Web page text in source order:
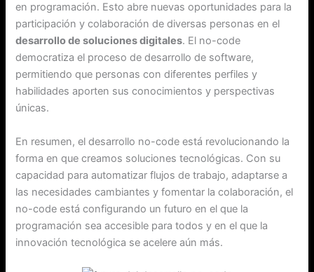
en programación. Esto abre nuevas oportunidades para la
participación y colaboración de diversas personas en el
desarrollo de soluciones digitales. El no-code
democratiza el proceso de desarrollo de software,
permitiendo que personas con diferentes perfiles y
habilidades aporten sus conocimientos y perspectivas
únicas.
En resumen, el desarrollo no-code está revolucionando la
forma en que creamos soluciones tecnológicas. Con su
capacidad para automatizar flujos de trabajo, adaptarse a
las necesidades cambiantes y fomentar la colaboración, el
no-code está configurando un futuro en el que la
programación sea accesible para todos y en el que la
innovación tecnológica se acelere aún más.